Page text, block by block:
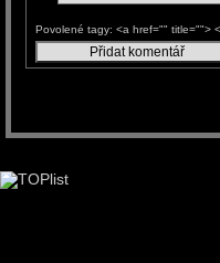
Povolené tagy: <a href="" title="">